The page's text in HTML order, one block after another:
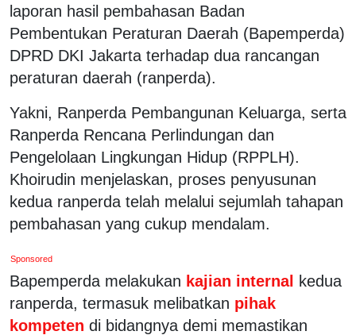
laporan hasil pembahasan Badan
Pembentukan Peraturan Daerah (Bapemperda)
DPRD DKI Jakarta terhadap dua rancangan
peraturan daerah (ranperda).
Yakni, Ranperda Pembangunan Keluarga, serta
Ranperda Rencana Perlindungan dan
Pengelolaan Lingkungan Hidup (RPPLH).
Khoirudin menjelaskan, proses penyusunan
kedua ranperda telah melalui sejumlah tahapan
pembahasan yang cukup mendalam.
Sponsored
Bapemperda melakukan kajian internal
kedua
ranperda, termasuk melibatkan pihak
kompeten di bidangnya demi memastikan